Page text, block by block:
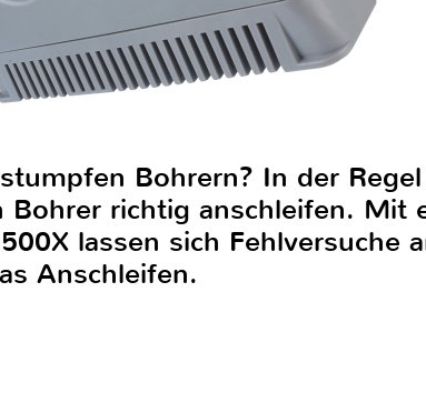
Bohrern? In der
richtig anschleifen. Mit
lassen sich Fehlversuche
Anschleifen.